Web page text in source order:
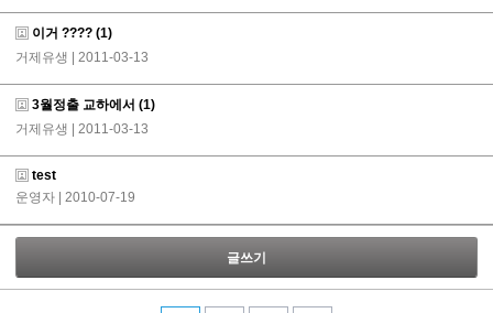
이거 ???? (1)
거제유생 | 2011-03-13
3월정출 교하에서 (1)
거제유생 | 2011-03-13
test
운영자 | 2010-07-19
글쓰기